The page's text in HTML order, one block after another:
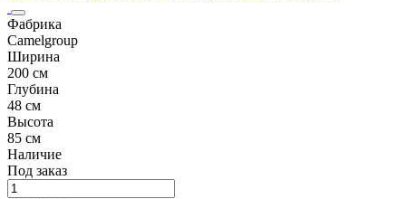
Фабрика
Camelgroup
Ширина
200 см
Глубина
48 см
Высота
85 см
Наличие
Под заказ